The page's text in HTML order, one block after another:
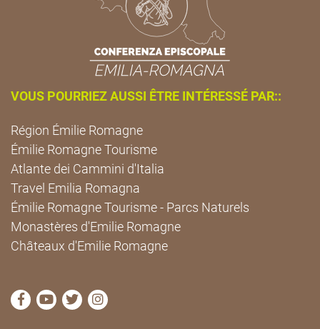
VOUS POURRIEZ AUSSI ÊTRE INTÉRESSÉ PAR::
Région Émilie Romagne
Émilie Romagne Tourisme
Atlante dei Cammini d'Italia
Travel Emilia Romagna
Émilie Romagne Tourisme - Parcs Naturels
Monastères d'Emilie Romagne
Châteaux d'Emilie Romagne
Visitez la page Facebook de Cammini Emilia-
Visitez la page YouTube de Cammini Emilia-
Visitez la page Twitter de Cammini Emilia-
Visitez la page Instagram de Cammini